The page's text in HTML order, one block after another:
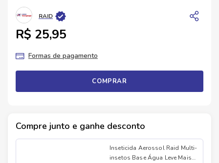
RAID
R$ 25,95
Formas de pagamento
COMPRAR
Compre junto e ganhe desconto
Inseticida Aerossol Raid Multi-
insetos Base Água Leve Mais